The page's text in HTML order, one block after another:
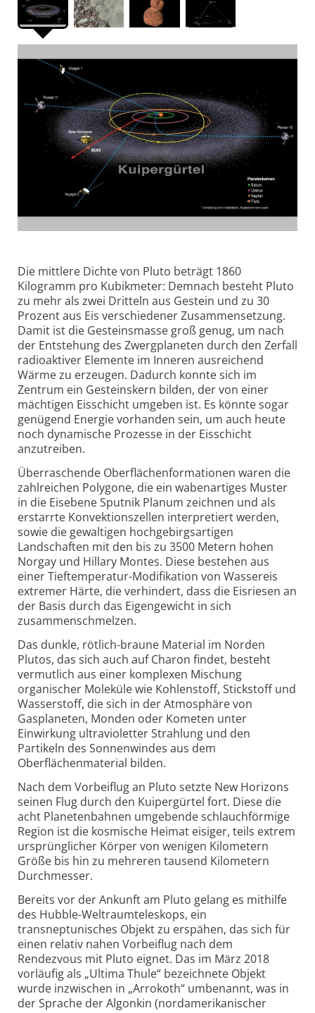
Die mittlere Dichte von Pluto beträgt 1860
Kilogramm pro Kubikmeter: Demnach besteht Pluto
zu mehr als zwei Dritteln aus Gestein und zu 30
Prozent aus Eis verschiedener Zusammensetzung.
Damit ist die Gesteinsmasse groß genug, um nach
der Entstehung des Zwergplaneten durch den Zerfall
radioaktiver Elemente im Inneren ausreichend
Wärme zu erzeugen. Dadurch konnte sich im
Zentrum ein Gesteinskern bilden, der von einer
mächtigen Eisschicht umgeben ist. Es könnte sogar
genügend Energie vorhanden sein, um auch heute
noch dynamische Prozesse in der Eisschicht
anzutreiben.
Überraschende Oberflächenformationen waren die
zahlreichen Polygone, die ein wabenartiges Muster
in die Eisebene Sputnik Planum zeichnen und als
erstarrte Konvektionszellen interpretiert werden,
sowie die gewaltigen hochgebirgsartigen
Landschaften mit den bis zu 3500 Metern hohen
Norgay und Hillary Montes. Diese bestehen aus
einer Tieftemperatur-Modifikation von Wassereis
extremer Härte, die verhindert, dass die Eisriesen an
der Basis durch das Eigengewicht in sich
zusammenschmelzen.
Das dunkle, rötlich-braune Material im Norden
Plutos, das sich auch auf Charon findet, besteht
vermutlich aus einer komplexen Mischung
organischer Moleküle wie Kohlenstoff, Stickstoff und
Wasserstoff, die sich in der Atmosphäre von
Gasplaneten, Monden oder Kometen unter
Einwirkung ultravioletter Strahlung und den
Partikeln des Sonnenwindes aus dem
Oberflächenmaterial bilden.
Nach dem Vorbeiflug an Pluto setzte New Horizons
seinen Flug durch den Kuipergürtel fort. Diese die
acht Planetenbahnen umgebende schlauchförmige
Region ist die kosmische Heimat eisiger, teils extrem
ursprünglicher Körper von wenigen Kilometern
Größe bis hin zu mehreren tausend Kilometern
Durchmesser.
Bereits vor der Ankunft am Pluto gelang es mithilfe
des Hubble-Weltraumteleskops, ein
transneptunisches Objekt zu erspähen, das sich für
einen relativ nahen Vorbeiflug nach dem
Rendezvous mit Pluto eignet. Das im März 2018
vorläufig als „Ultima Thule“ bezeichnete Objekt
wurde inzwischen in „Arrokoth“ umbenannt, was in
der Sprache der Algonkin (nordamerikanischer